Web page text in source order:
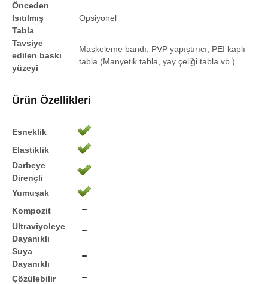
Önceden
Isıtılmış
Tabla
Opsiyonel
Tavsiye
edilen baskı
yüzeyi
Maskeleme bandı, PVP yapıştırıcı, PEI kaplı
tabla (Manyetik tabla, yay çeliği tabla vb.)
Ürün Özellikleri
Esneklik
Elastiklik
Darbeye
Dirençli
Yumuşak
Kompozit
Ultraviyoleye
Dayanıklı
Suya
Dayanıklı
Çözülebilir